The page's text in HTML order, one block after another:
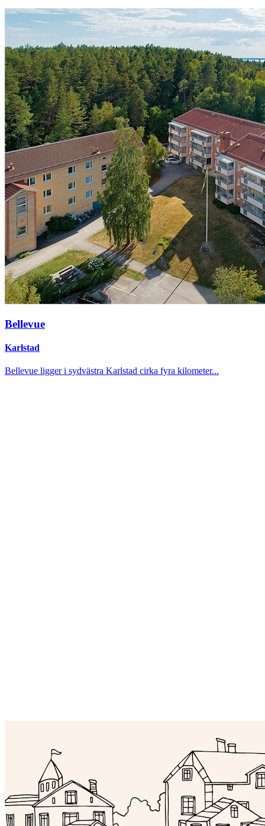
Bellevue
Karlstad
Bellevue ligger i sydvästra Karlstad cirka fyra kilometer...